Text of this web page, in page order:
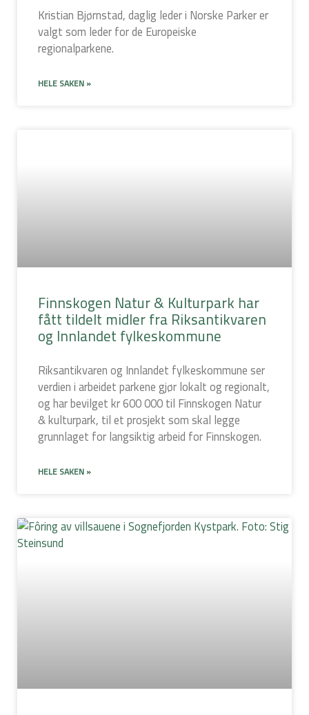
Kristian Bjørnstad, daglig leder i Norske Parker er
valgt som leder for de Europeiske
regionalparkene.
HELE SAKEN »
Finnskogen Natur & Kulturpark har
fått tildelt midler fra Riksantikvaren
og Innlandet fylkeskommune
Riksantikvaren og Innlandet fylkeskommune ser
verdien i arbeidet parkene gjør lokalt og regionalt,
og har bevilget kr 600 000 til Finnskogen Natur
& kulturpark, til et prosjekt som skal legge
grunnlaget for langsiktig arbeid for Finnskogen.
HELE SAKEN »